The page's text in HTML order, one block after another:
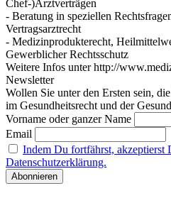
Chef-)Arztverträgen
- Beratung in speziellen
Vertragsarztrecht
- Medizinprodukterecht,
Gewerblicher Rechtsschutz
Weitere Infos unter http://
Newsletter
Wollen Sie unter den Ersten sein,
im Gesundheitsrecht und der
Vorname oder ganzer Name
Email
Indem Du fortfährst, akzeptierst
Datenschutzerklärung.